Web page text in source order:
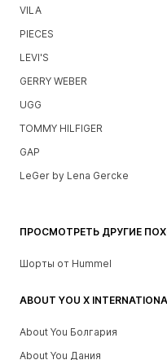
VILA
PIECES
LEVI'S
GERRY WEBER
UGG
TOMMY HILFIGER
GAP
LeGer by Lena Gercke
ПРОСМОТРЕТЬ ДРУГИЕ
Шорты от Hummel
ABOUT YOU X
About You Болгария
About You Дания